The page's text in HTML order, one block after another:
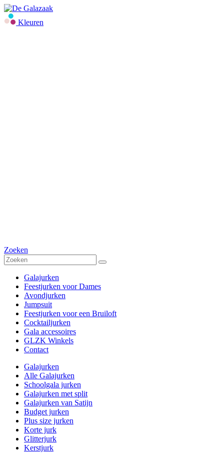
Kleuren
Zoeken
Galajurken
Feestjurken voor Dames
Avondjurken
Jumpsuit
Feestjurken voor een Bruiloft
Cocktailjurken
Gala accessoires
GLZK Winkels
Contact
Galajurken
Alle Galajurken
Schoolgala jurken
Galajurken met split
Galajurken van Satijn
Budget jurken
Plus size jurken
Korte jurk
Glitterjurk
Kerstjurk